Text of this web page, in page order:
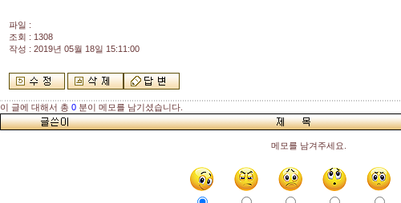
파일 :
조회 : 1308
작성 : 2019년 05월 18일 15:11:00
이 글에 대해서 총 0 분이 메모를 남기셨습니다.
메모를 남겨주세요.